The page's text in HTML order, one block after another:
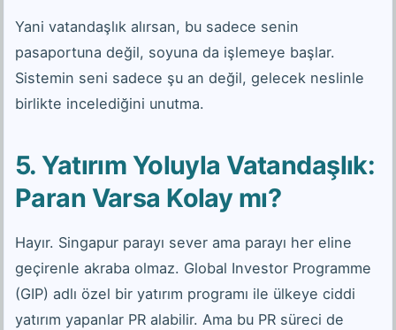
Yani vatandaşlık alırsan, bu sadece senin
pasaportuna değil, soyuna da işlemeye başlar.
Sistemin seni sadece şu an değil, gelecek neslinle
birlikte incelediğini unutma.
5. Yatırım Yoluyla Vatandaşlık:
Paran Varsa Kolay mı?
Hayır. Singapur parayı sever ama parayı her eline
geçirenle akraba olmaz. Global Investor Programme
(GIP) adlı özel bir yatırım programı ile ülkeye ciddi
yatırım yapanlar PR alabilir. Ama bu PR süreci de